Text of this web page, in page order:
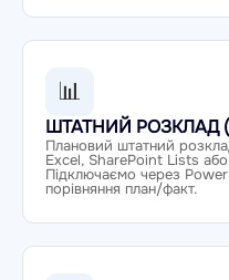
📊
ШТАТНИЙ РОЗКЛАД
Плановий штатний
Excel, SharePoint Lists
Підключаємо через
порівняння план/факт.